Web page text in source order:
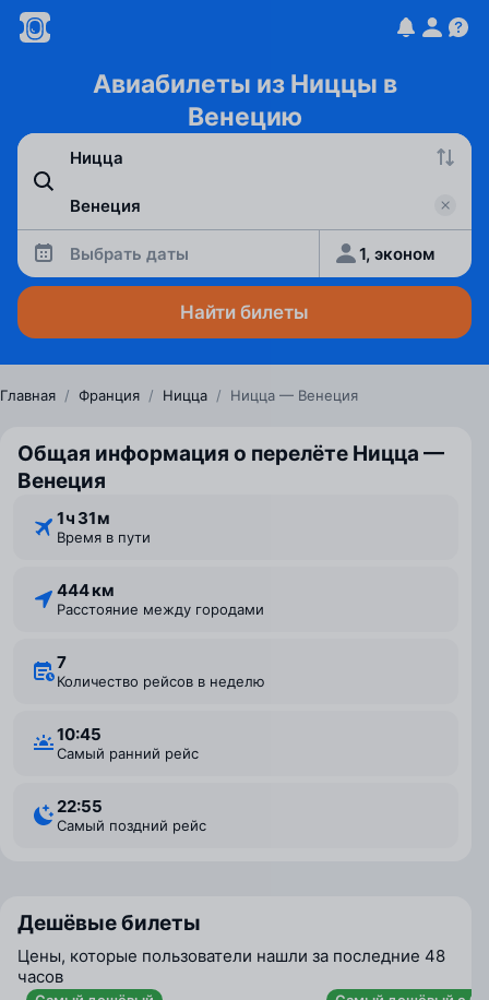
Авиабилеты из Ниццы в
Венецию
Выбрать даты 1, эконом
Найти билеты
Главная / Франция / Ницца / Ницца — Венеция
Общая информация о перелёте Ницца —
Венеция
1 ⁠ч 31 ⁠м
Время в пути
444 км
Расстояние между городами
7
Количество рейсов в неделю
10:45
Самый ранний рейс
22:55
Самый поздний рейс
Дешёвые билеты
Цены, которые пользователи нашли за последние 48
часов